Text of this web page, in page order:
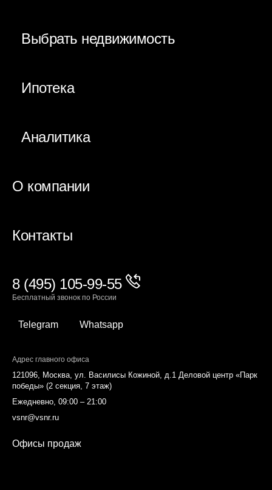
Выбрать недвижимость
Ипотека
Аналитика
О компании
Контакты
8 (495) 105-99-55
Бесплатный звонок по России
Telegram Whatsapp
Адрес главного офиса
121096, Москва, ул. Василисы Кожиной, д.1 Деловой центр «Парк
победы» (2 секция, 7 этаж)
Ежедневно, 09:00 – 21:00
vsnr@vsnr.ru
Офисы продаж